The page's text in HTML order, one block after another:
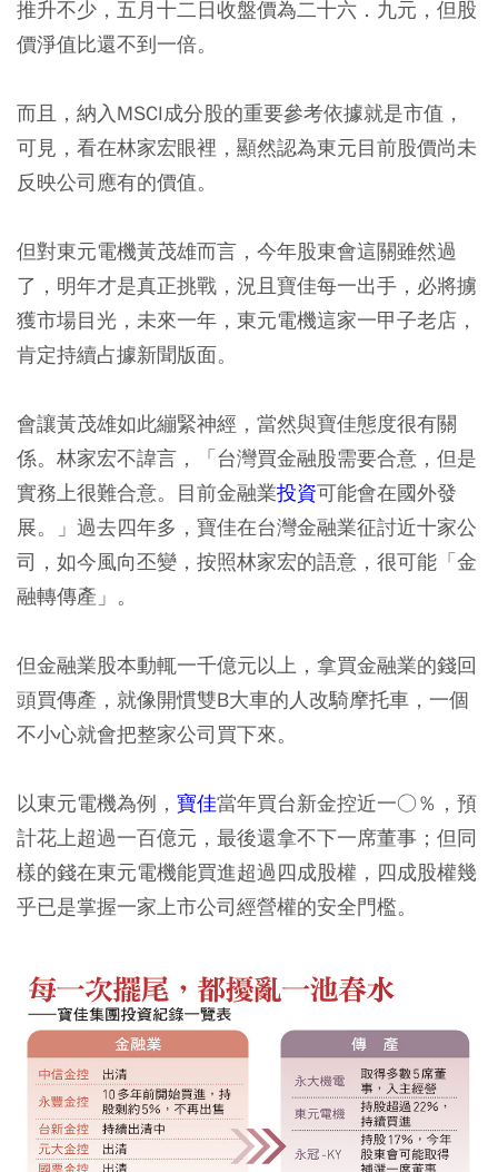
推升不少，五月十二日收盤價為二十六．九元，但股
價淨值比還不到一倍。
而且，納入MSCI成分股的重要參考依據就是市值，
可見，看在林家宏眼裡，顯然認為東元目前股價尚未
反映公司應有的價值。
但對東元電機黃茂雄而言，今年股東會這關雖然過
了，明年才是真正挑戰，況且寶佳每一出手，必將擄
獲市場目光，未來一年，東元電機這家一甲子老店，
肯定持續占據新聞版面。
會讓黃茂雄如此繃緊神經，當然與寶佳態度很有關
係。林家宏不諱言，「台灣買金融股需要合意，但是
實務上很難合意。目前金融業投資可能會在國外發
展。」過去四年多，寶佳在台灣金融業征討近十家公
司，如今風向丕變，按照林家宏的語意，很可能「金
融轉傳產」。
但金融業股本動輒一千億元以上，拿買金融業的錢回
頭買傳產，就像開慣雙B大車的人改騎摩托車，一個
不小心就會把整家公司買下來。
以東元電機為例， 寶佳當年買台新金控近一○％，預
計花上超過一百億元，最後還拿不下一席董事；但同
樣的錢在東元電機能買進超過四成股權，四成股權幾
乎已是掌握一家上市公司經營權的安全門檻。